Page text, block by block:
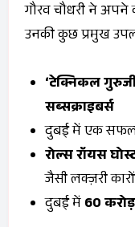
गौरव चौधरी ने अपने
उनकी कुछ प्रमुख
‘टेक्निकल
सब्सक्राइबर्स
दुबई में एक
रोल्स रॉयस
जैसी लक्ज़री
दुबई में60